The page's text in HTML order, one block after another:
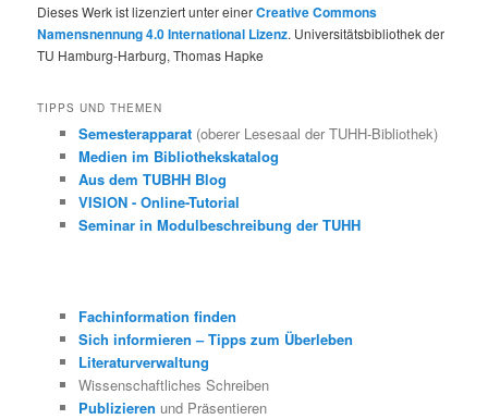
Dieses Werk ist lizenziert unter einerCreative Commons
Namensnennung 4.0 International Lizenz. Universitätsbibliothek der
TU Hamburg-Harburg, Thomas Hapke
TIPPS UND THEMEN
Semesterapparat (oberer Lesesaal der TUHH-Bibliothek)
Medien im Bibliothekskatalog
Aus dem TUBHH Blog
VISION - Online-Tutorial
Seminar in Modulbeschreibung der TUHH
Fachinformation finden
Sich informieren – Tipps zum Überleben
Literaturverwaltung
Wissenschaftliches Schreiben
Publizieren und Präsentieren